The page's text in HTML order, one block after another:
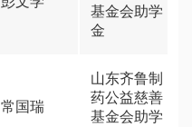
基金会助学
金
常国瑞
山东齐鲁制
药公益慈善
基金会助学